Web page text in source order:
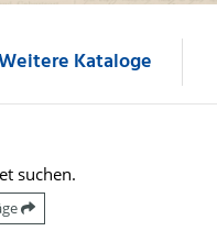
Kataloge
suchen.